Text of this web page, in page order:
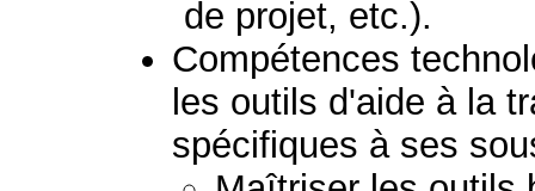
de projet, etc.).
Compétences
les outils d'aide à la
spécifiques à ses